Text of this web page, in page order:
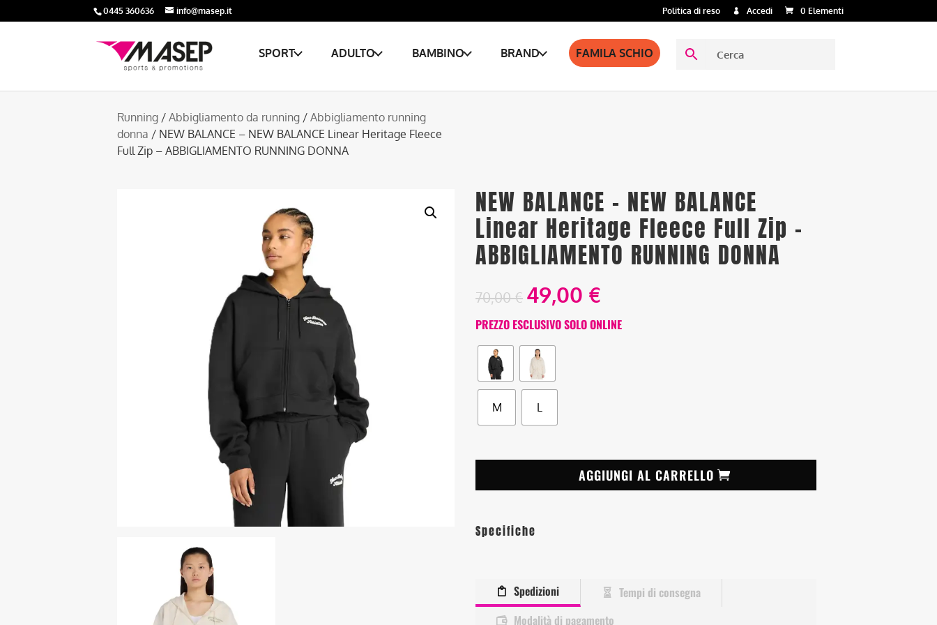
0445 360636 info@masep.it Politica di reso Accedi 0 Elementi
SPORT ADULTO BAMBINO BRAND FAMILA SCHIO
Running / Abbigliamento da running / Abbigliamento running
donna / NEW BALANCE – NEW BALANCE Linear Heritage Fleece
Full Zip – ABBIGLIAMENTO RUNNING DONNA
NEW BALANCE – NEW BALANCE
Linear Heritage Fleece Full Zip –
ABBIGLIAMENTO RUNNING DONNA
70,00€ 49,00 €
PREZZO ESCLUSIVO SOLO ONLINE
M L
AGGIUNGI AL CARRELLO
Specifiche
Spedizioni
Tempi di consegna
Modalità di pagamento